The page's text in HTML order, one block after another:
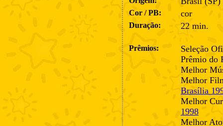
Cor / PB: cor
Duração: 22 min.
Prêmios:
Seleção
Prêmio do
Melhor
Melhor
Brasília
Melhor
1998
Melhor